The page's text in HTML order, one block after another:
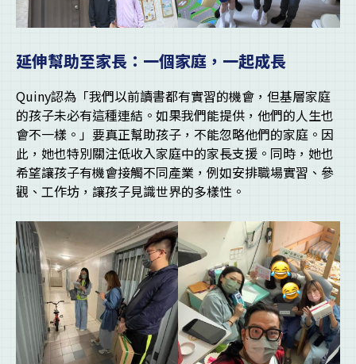
延伸幫助至家長：一個家庭，一起成長
Quiny認為「我們以前讀書都有實習的機會，但基層家庭
的孩子未必有這種連結。如果我們能提供，他們的人生也
會不一樣。」要真正幫助孩子，不能忽略他們的家庭。因
此，她也特別關注低收入家庭中的家長支援。同時，她也
希望讓孩子有機會接觸不同產業，例如安排職場實習、參
觀、工作坊，讓孩子見識世界的多樣性。